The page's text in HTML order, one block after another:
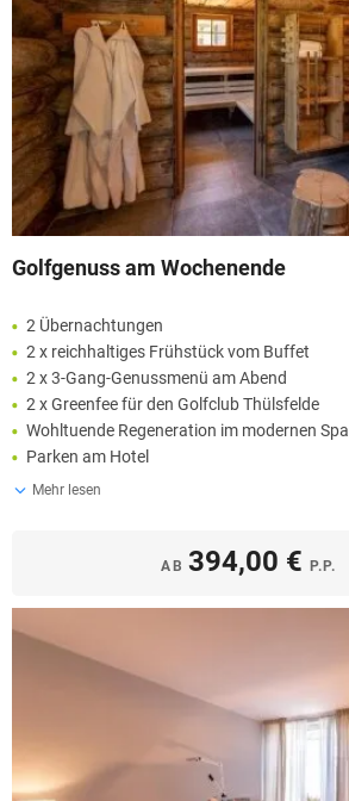
Golfgenuss am Wochenende
2 Übernachtungen
2 x reichhaltiges Frühstück vom Buffet
2 x 3-Gang-Genussmenü am Abend
2 x Greenfee für den Golfclub Thülsfelde
Wohltuende Regeneration im modernen Spa
Parken am Hotel
Mehr lesen
AB 394,00 € P.P.